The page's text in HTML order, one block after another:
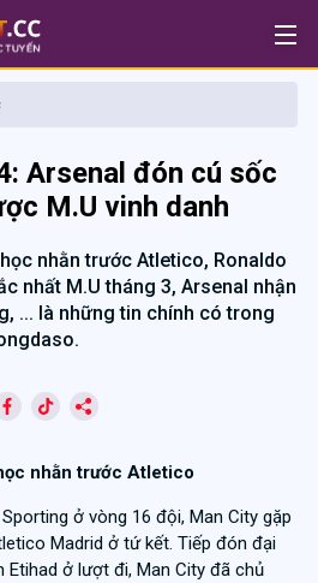
Arsenal đón cú sốc
M.U vinh danh
nhằn trước Atletico, Ronaldo
nhất M.U tháng 3, Arsenal nhận
... là những tin chính có trong
nhằn trước Atletico
ở vòng 16 đội, Man City gặp
Madrid ở tứ kết. Tiếp đón đại
Etihad ở lượt đi, Man City đã chủ